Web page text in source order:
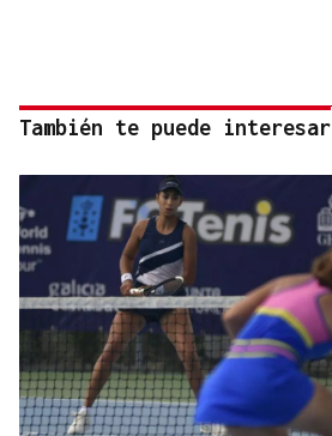
También te puede interesar